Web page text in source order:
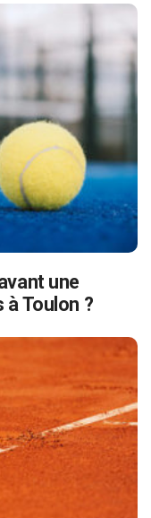
une
Toulon ?